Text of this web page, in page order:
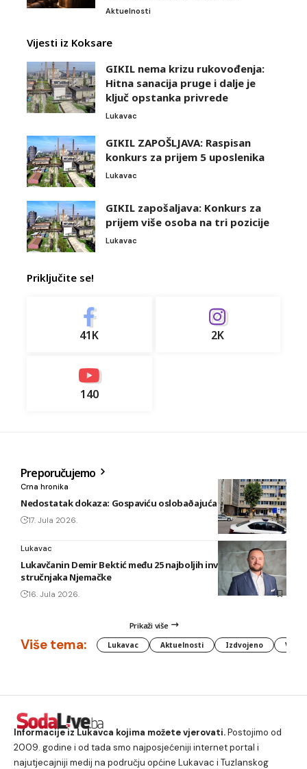
Aktuelnosti
Vijesti iz Koksare
GIKIL nema krizu rukovođenja:
Hitna sanacija pruge i dalje je
ključ opstanka privrede
Lukavac
GIKIL ZAPOŠLJAVA: Raspisan
konkurs za prijem 5 uposlenika
Lukavac
GIKIL zapošaljava: Konkurs za
prijem više osoba na tri pozicije
Lukavac
Priključite se!
41K 2K
140
Preporučujemo
Crna hronika
Nedostatak dokaza: Gospaviću oslobaðajuća presuda
17. Jula 2026.
Lukavac
Lukavčanin Demir Bektić među 25 najboljih investicionih
stručnjaka Njemačke
16. Jula 2026.
Prikaži više
Više tema: Lukavac Aktuelnosti Izdvojeno
Informacije iz Lukavca kojima možete vjerovati.Postojimo od
2009. godine i od tada smo najposjećeniji internet portal i
najutjecajniji medij na području općine Lukavac i Tuzlanskog